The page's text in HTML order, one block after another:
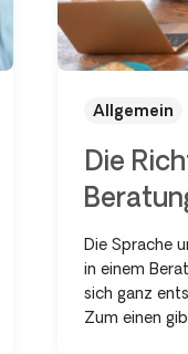
Allgemein
Die
Die Sprache
in einem
sich ganz
Zum einen